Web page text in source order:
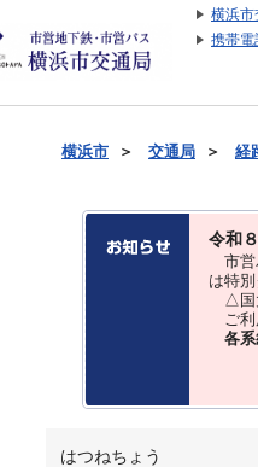
横浜市
携帯電
横浜市 ＞ 交通局 ＞ 経
令和
市営
は特別
△国
ご利
各
はつねちょう